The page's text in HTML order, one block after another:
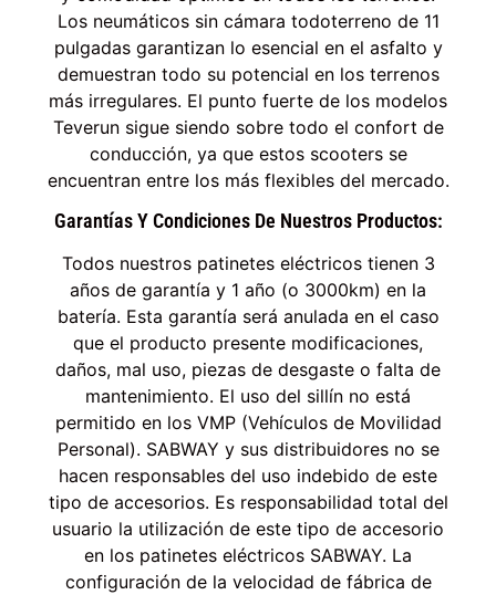
Los neumáticos sin cámara todoterreno de 11
pulgadas garantizan lo esencial en el asfalto y
demuestran todo su potencial en los terrenos
más irregulares. El punto fuerte de los modelos
Teverun sigue siendo sobre todo el confort de
conducción, ya que estos scooters se
encuentran entre los más flexibles del mercado.
Garantías Y Condiciones De Nuestros Productos:
Todos nuestros patinetes eléctricos tienen 3
años de garantía y 1 año (o 3000km) en la
batería. Esta garantía será anulada en el caso
que el producto presente modificaciones,
daños, mal uso, piezas de desgaste o falta de
mantenimiento. El uso del sillín no está
permitido en los VMP (Vehículos de Movilidad
Personal). SABWAY y sus distribuidores no se
hacen responsables del uso indebido de este
tipo de accesorios. Es responsabilidad total del
usuario la utilización de este tipo de accesorio
en los patinetes eléctricos SABWAY. La
configuración de la velocidad de fábrica de